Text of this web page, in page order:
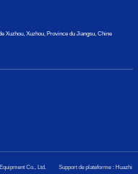
Xuzhou, Xuzhou, Province du Jiangsu, Chine
Co., Ltd. Support de plateforme : Huazhi